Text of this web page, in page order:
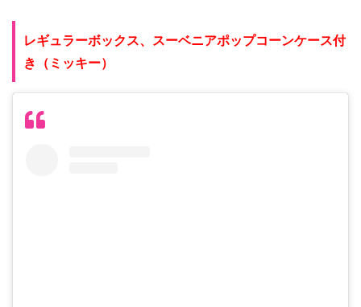
レギュラーボックス、スーベニアポップコーンケース付
き（ミッキー）